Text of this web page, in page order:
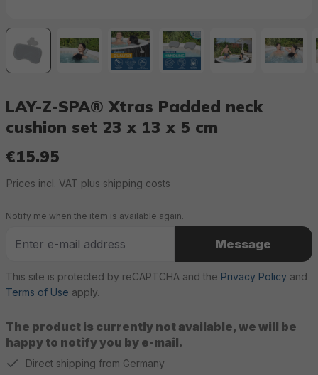
LAY-Z-SPA® Xtras Padded neck
cushion set 23 x 13 x 5 cm
€15.95
Prices incl. VAT plus shipping costs
The product is currently not available, we will be
happy to notify you by e-mail.
Notify me when the item is available again.
Message
This site is protected by reCAPTCHA and the Privacy Policy and
Terms of Use apply.
Direct shipping from Germany